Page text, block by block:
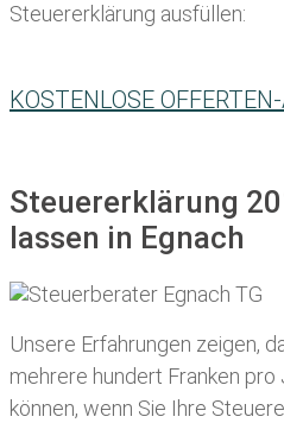
Steuererklärung ausfüllen:
KOSTENLOSE
Steuererklärung
lassen in Egnach
Unsere Erfahrungen zeigen,
mehrere hundert Franken pro
können, wenn Sie Ihre